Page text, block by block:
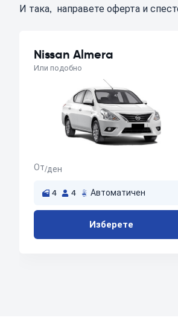
И така, направете оферта и
Nissan Almera
Или подобно
От/ден
4 4 Автоматичен
Изберете